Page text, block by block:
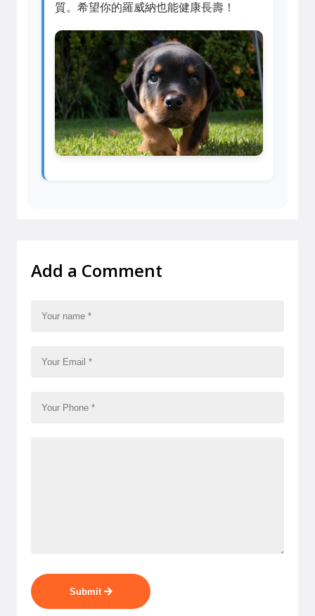
質。希望你的羅威納也能健康長壽！
Add a Comment
Submit